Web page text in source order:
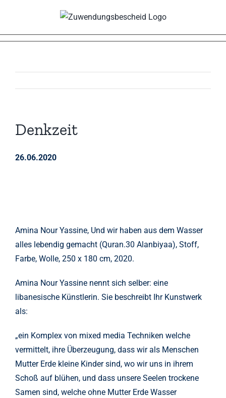
springen
Denkzeit
26.06.2020
Amina Nour Yassine, Und wir haben aus dem Wasser
alles lebendig gemacht (Quran.30 Alanbiyaa), Stoff,
Farbe, Wolle, 250 x 180 cm, 2020.
Amina Nour Yassine nennt sich selber: eine
libanesische Künstlerin. Sie beschreibt Ihr Kunstwerk
als:
„ein Komplex von mixed media Techniken welche
vermittelt, ihre Überzeugung, dass wir als Menschen
Mutter Erde kleine Kinder sind, wo wir uns in ihrem
Schoß auf blühen, und dass unsere Seelen trockene
Samen sind, welche ohne Mutter Erde Wasser